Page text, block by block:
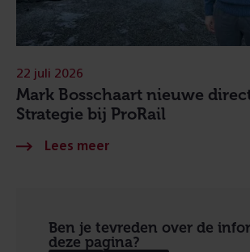
Mark Bosschaart nieuwe
Strategie bij ProRail
22 juli 2026
Ben je tevreden over de
deze pagina?